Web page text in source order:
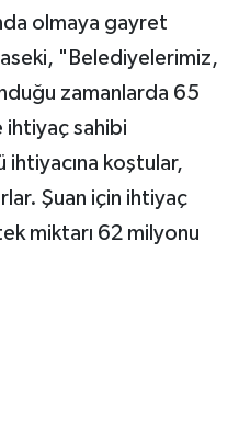
olmaya gayret
"Belediyelerimiz,
zamanlarda 65
ihtiyaç sahibi
ihtiyacına koştular,
Şuan için ihtiyaç
miktarı 62 milyonu